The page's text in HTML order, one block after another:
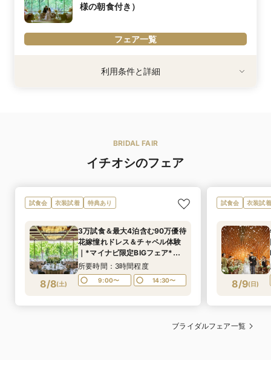
※「マイナビ限定特典」は、マイナビウエディング経由で会場の見
学・フェア参加予約やお問い合わせをしていただいた場合にのみ適
用されます。
様の朝食付き）
フェア一覧
利用条件と詳細
BRIDAL FAIR
イチオシのフェア
試食会 衣装試着 特典あり
8/8(土)
3万試食＆最大4泊含む90万優待
花嫁憧れドレス＆チャペル体験
｜*マイナビ限定BIGフェア*緑
溢れる上質ホテルウエディング
を体験できるフェア。ホテルペ
アディナーチケットや特別優待
所要時間：3時間程度
9:00〜 14:30〜
試食会 衣装試着
8/9(日)
ブライダルフェア一覧